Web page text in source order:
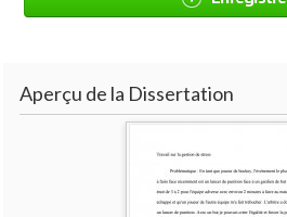
Aperçu de la Dissertation